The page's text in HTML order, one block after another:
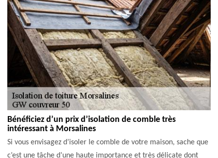
Bénéficiez d’un prix d’isolation de comble très
intéressant à Morsalines
Si vous envisagez d’isoler le comble de votre maison, sache que
c’est une tâche d’une haute importance et très délicate dont